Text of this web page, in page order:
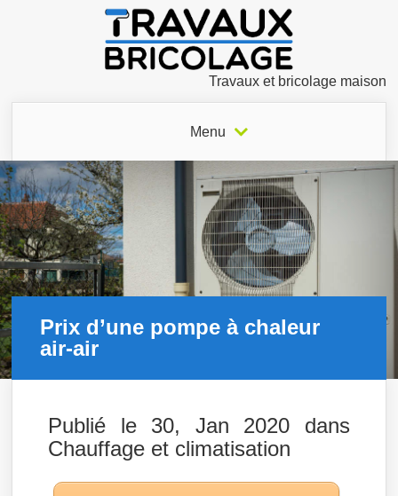
Travaux et bricolage maison
Menu
Prix d’une pompe à chaleur
air-air
Publié le 30, Jan 2020 dans
Chauffage et climatisation